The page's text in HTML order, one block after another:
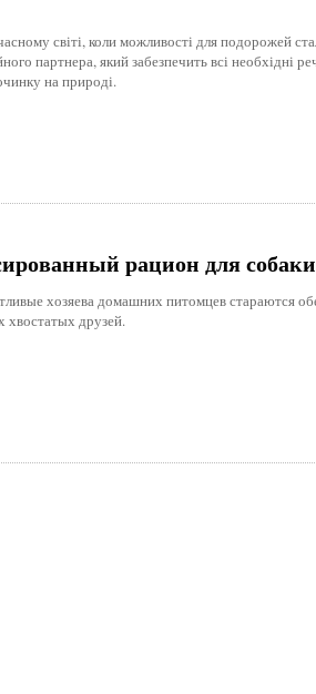
світі, коли можливості для подорожей
партнера, який забезпечить всі необхідні
на природі.
рацион для собаки
хозяева домашних питомцев стараются
хвостатых друзей.